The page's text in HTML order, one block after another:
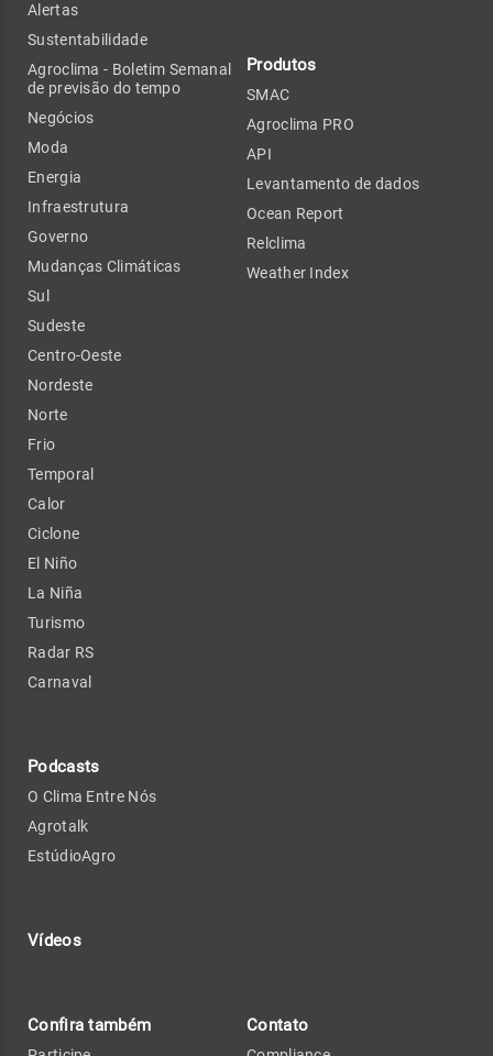
Alertas
Sustentabilidade
Agroclima - Boletim Semanal
de previsão do tempo
Negócios
Moda
Energia
Infraestrutura
Governo
Mudanças Climáticas
Sul
Sudeste
Centro-Oeste
Nordeste
Norte
Frio
Temporal
Calor
Ciclone
El Niño
La Niña
Turismo
Radar RS
Carnaval
Podcasts
O Clima Entre Nós
Agrotalk
EstúdioAgro
Vídeos
Produtos
SMAC
Agroclima PRO
API
Levantamento de dados
Ocean Report
Relclima
Weather Index
Confira também Contato